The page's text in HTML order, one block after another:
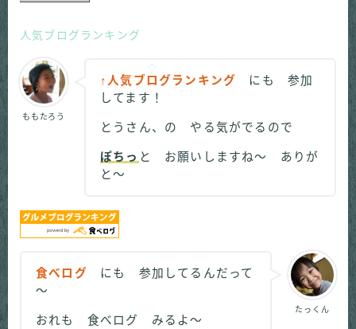
人気ブログランキング
ももたろう
↑人気ブログランキング
にも 参加
してます！
とうさん、の やる気がでるので
ぽちっ と お願いしますね～ ありが
と～
たっくん
食べログ
にも 参加してるんだって
～
おれも 食べログ みるよ～